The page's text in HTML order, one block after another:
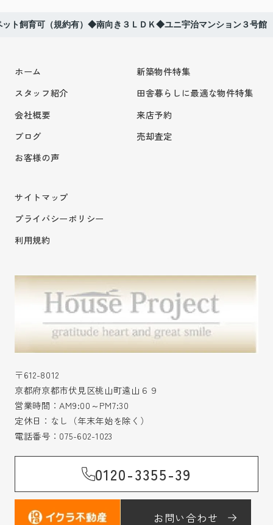
ト飼育可（規約有）◆南向き３ＬＤＫ◆ユニ宇治マンション３号館
ホーム
スタッフ紹介
会社概要
ブログ
お客様の声
新築物件特集
田舎暮らしに最適な物件特集
来店予約
売却査定
サイトマップ
プライバシーポリシー
利用規約
〒612-8012
京都府京都市伏見区桃山町遠山６９
営業時間：AM9:00～PM7:30
定休日：なし（年末年始を除く）
電話番号： 075-602-1023
0120-3355-39
お問い合わせ